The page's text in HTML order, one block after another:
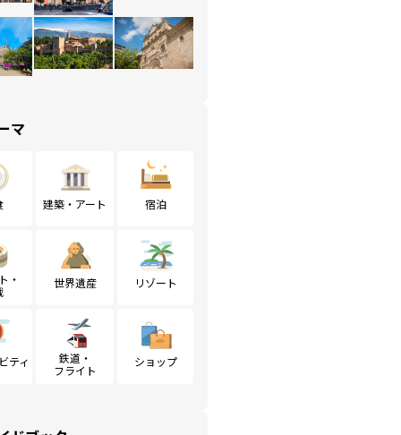
マ
建築・アート 宿泊
・
世界遺産 リゾート
ティ
鉄道・
フライト
ショップ